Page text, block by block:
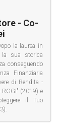
- Co-
la laurea in
la sua storica
conseguendo
Finanziaria
di Rendita -
(2019) e
il Tuo